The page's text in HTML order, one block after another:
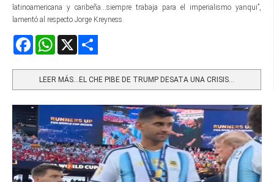
latinoamericana y caribeña...siempre trabaja para el imperialismo yanqui”,
lamentó al respecto Jorge Kreyness.
FacebookWhatsApp
LEER MÁS…EL CHE PIBE DE TRUMP DESATA UNA CRISIS...